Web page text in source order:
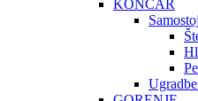
KONČAR